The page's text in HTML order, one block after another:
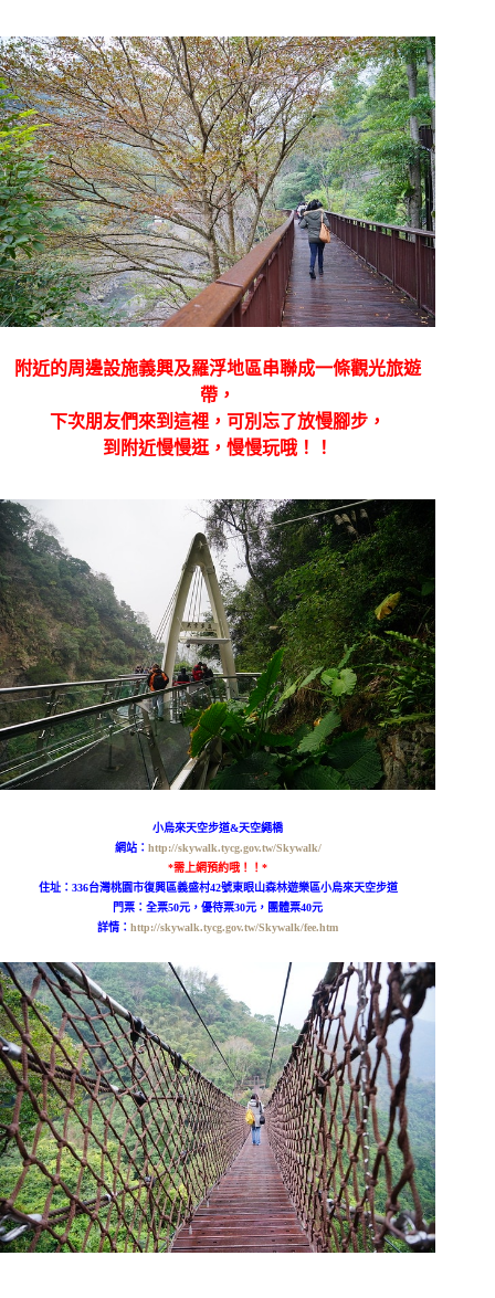
附近的周邊設施義興及羅浮地區串聯成一條觀光旅遊
帶，
下次朋友們來到這裡，可別忘了放慢腳步，
到附近慢慢逛，慢慢玩哦！！
小烏來天空步道&天空繩橋
網站： http://skywalk.tycg.gov.tw/Skywalk/
*需上網預約哦！！*
住址：336台灣桃園市復興區義盛村42號東眼山森林遊樂區小烏來天空步道
門票：全票50元，優待票30元，團體票40元
詳情：http://skywalk.tycg.gov.tw/Skywalk/fee.htm